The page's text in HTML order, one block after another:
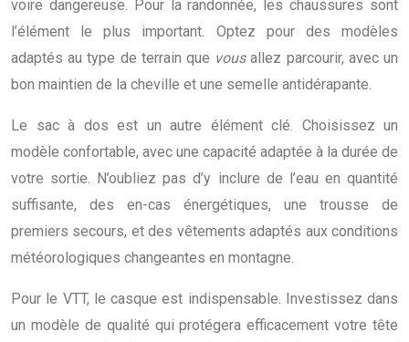
voire dangereuse. Pour la randonnée, les chaussures sont
l’élément le plus important. Optez pour des modèles
adaptés au type de terrain que vousallez parcourir, avec un
bon maintien de la cheville et une semelle antidérapante.
Le sac à dos est un autre élément clé. Choisissez un
modèle confortable, avec une capacité adaptée à la durée de
votre sortie. N’oubliez pas d’y inclure de l’eau en quantité
suffisante, des en-cas énergétiques, une trousse de
premiers secours, et des vêtements adaptés aux conditions
météorologiques changeantes en montagne.
Pour le VTT, le casque est indispensable. Investissez dans
un modèle de qualité qui protégera efficacement votre tête